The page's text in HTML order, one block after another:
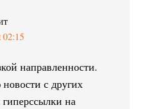
02:15
направленности.
с других
гиперссылки на